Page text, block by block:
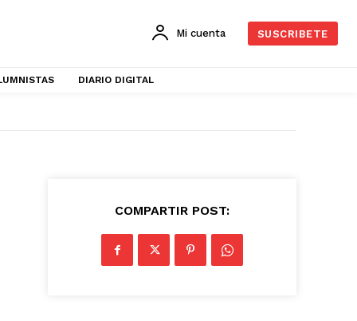
Mi cuenta SUSCRIBETE
DIARIO DIGITAL
COMPARTIR POST: